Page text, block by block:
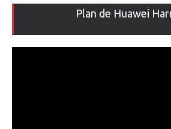
Plan de Huawei